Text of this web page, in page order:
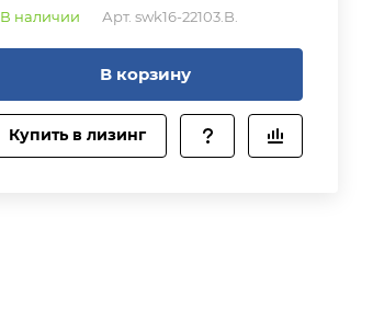
В наличии Арт. swk16-22103.B.
В корзину
Купить в лизинг